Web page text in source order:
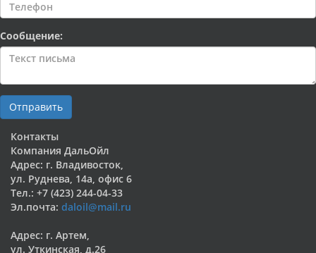
Сообщение:
Отправить
Контакты
Компания ДальОйл
Адрес: г. Владивосток,
ул. Руднева, 14а, офис 6
Тел.: +7 (423) 244-04-33
Эл.почта: daloil@mail.ru
Адрес: г. Артем,
ул. Уткинская, д.26